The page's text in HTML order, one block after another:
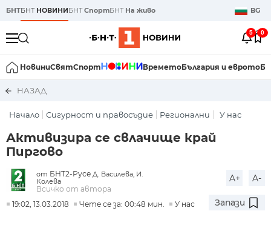
БНТБНТ НОВИНИБНТСпортБНТ На живо BG
5 0
НовиниСвятСпорт ВреметоБългария и еврото
НАЗАД
Начало Сигурност и правосъдие Регионални У нас
Активизира се свлачище край
Пиргово
от БНТ2-Русе Д. Василева, И.
Колева
Всичко от автора
A+ A-
19:02, 13.03.2018 Чете се за: 00:48 мин. У нас Запази